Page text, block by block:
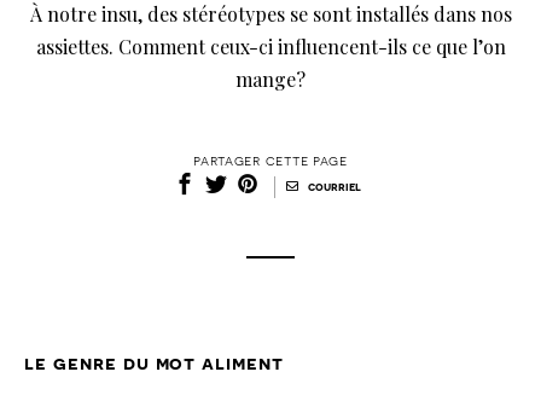
À notre insu, des stéréotypes se sont installés dans nos
assiettes. Comment ceux-ci influencent-ils ce que l’on
mange?
partager cette page
courriel
le genre du mot aliment